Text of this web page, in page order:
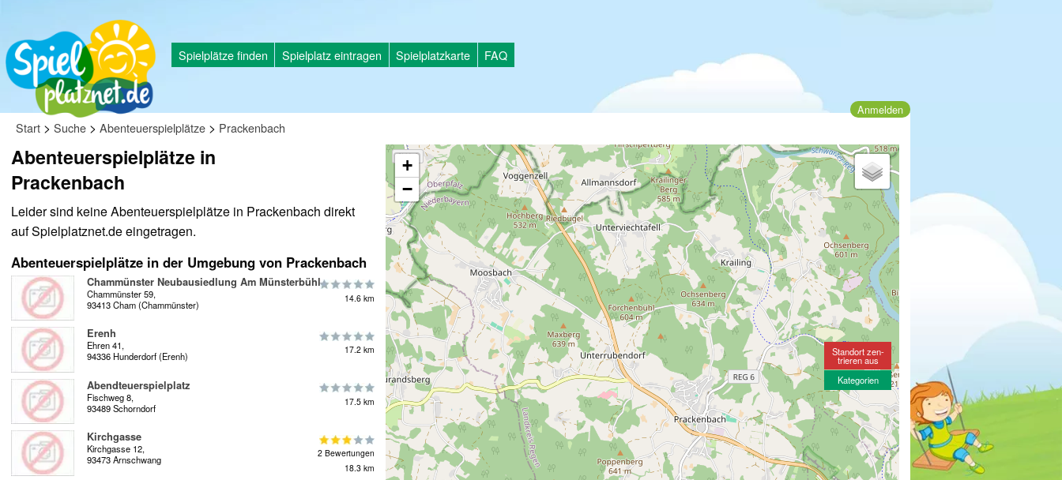
Spielplätze finden Spielplatz eintragen Spielplatzkarte FAQ
Anmelden
Start > Suche > Abenteuerspielplätze > Prackenbach
Abenteuerspielplätze in
Prackenbach
Leider sind keine Abenteuerspielplätze in Prackenbach direkt
auf Spielplatznet.de eingetragen.
Abenteuerspielplätze in der Umgebung von Prackenbach
Chammünster Neubausiedlung Am Münsterbühl
Chammünster 59,
93413 Cham (Chammünster)
14.6 km
Erenh
Ehren 41,
94336 Hunderdorf (Erenh)
17.2 km
Abendteuerspielplatz
Fischweg 8,
93489 Schorndorf
17.5 km
Kirchgasse
Kirchgasse 12,
93473 Arnschwang
2 Bewertungen
18.3 km
+
−
Standort zen-
trieren aus
Kategorien